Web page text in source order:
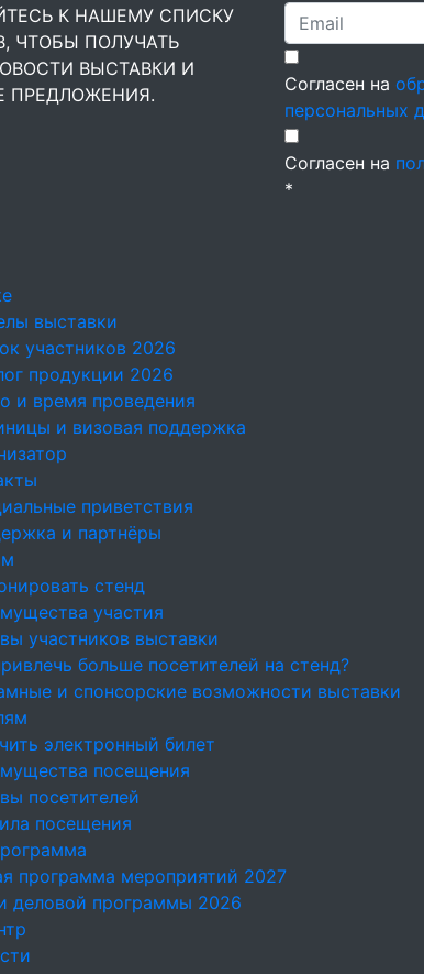
К НАШЕМУ СПИСКУ
ЧТОБЫ ПОЛУЧАТЬ
ВЫСТАВКИ И
ПРЕДЛОЖЕНИЯ.
Согласен на
персональных
Согласен на
*
выставки
участников 2026
продукции 2026
и время проведения
и визовая поддержка
приветствия
и партнёры
стенд
участия
участников выставки
больше посетителей на стенд?
и спонсорские возможности выставки
электронный билет
посещения
посетителей
посещения
программа мероприятий 2027
деловой программы 2026